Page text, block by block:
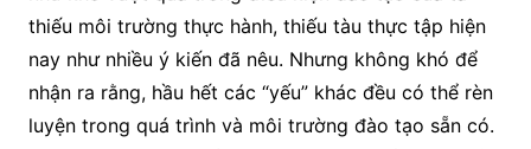
thiếu môi trường thực hành, thiếu tàu thực tập hiện
nay như nhiều ý kiến đã nêu. Nhưng không khó để
nhận ra rằng, hầu hết các “yếu” khác đều có thể rèn
luyện trong quá trình và môi trường đào tạo sẵn có.